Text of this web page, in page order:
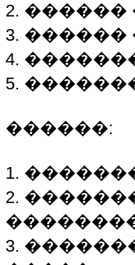
2.
3.
4.
5.
������:
1.
2.
3.